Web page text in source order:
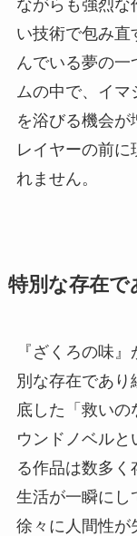
ながらも強烈な
い技術で包み直
んでいる夢の
ムの中で、イ
を浴びる機会
レイヤーの前に
れません。
特別な存在で
『ざくろの味
別な存在であ
底した「救い
ウンドノベル
る作品は数多く
生活が一瞬にし
徐々に人間性が